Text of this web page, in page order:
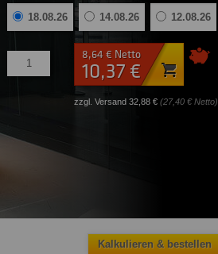
18.08.26 14.08.26 12.08.26
8,64 € Netto
10,37 €
zzgl. Versand 32,88 € (27,40 € Netto)
Kalkulieren & bestellen